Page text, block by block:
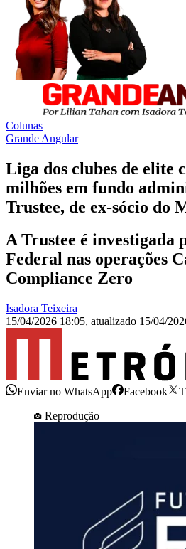
Colunas
Grande Angular
Liga dos clubes de elite
milhões em fundo
Trustee, de ex-sócio do
A Trustee é investigada
Federal nas operações
Compliance Zero
Isadora Teixeira
15/04/2026 18:05, atualizado 15/04/
Enviar no WhatsApp Facebook
Reprodução